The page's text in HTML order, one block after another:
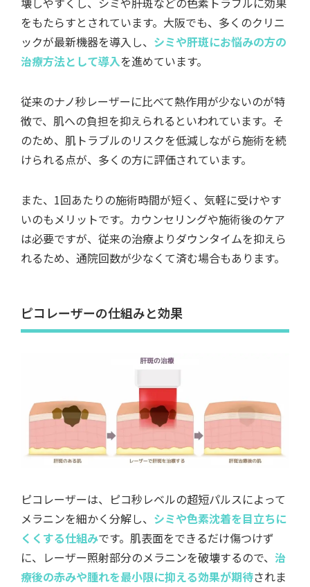
をもたらすとされています。大阪でも、多くのクリニ
ックが最新機器を導入し、 シミや肝斑にお悩みの方の
治療方法として導入を進めています。
従来のナノ秒レーザーに比べて熱作用が少ないのが特
徴で、肌への負担を抑えられるといわれています。そ
のため、肌トラブルのリスクを低減しながら施術を続
けられる点が、多くの方に評価されています。
また、1回あたりの施術時間が短く、気軽に受けやす
いのもメリットです。カウンセリングや施術後のケア
は必要ですが、従来の治療よりダウンタイムを抑えら
れるため、通院回数が少なくて済む場合もあります。
ピコレーザーの仕組みと効果
ピコレーザーは、ピコ秒レベルの超短パルスによって
メラニンを細かく分解し、 シミや色素沈着を目立ちに
くくする仕組みです。肌表面をできるだけ傷つけず
に、レーザー照射部分のメラニンを破壊するので、 治
療後の赤みや腫れを最小限に抑える効果が期待されま